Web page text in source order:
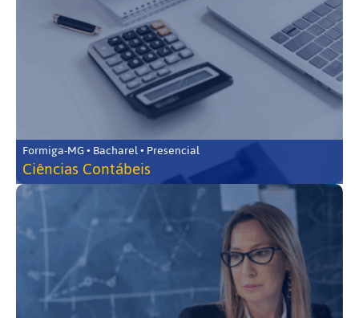
Formiga-MG • Bacharel • Presencial
Ciências Contábeis